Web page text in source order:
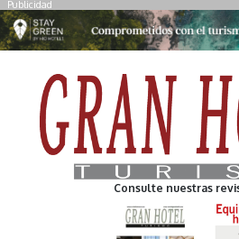
Publicidad
Consulte nuestras